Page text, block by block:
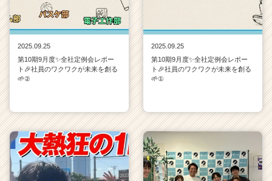
2025.09.25
第10期9月度✨全社定例会レポー
ト🎉社員のワクワクが未来を創る
🌱②
2025.09.25
第10期9月度✨全社定例会レポー
ト🎉社員のワクワクが未来を創る
🌱①